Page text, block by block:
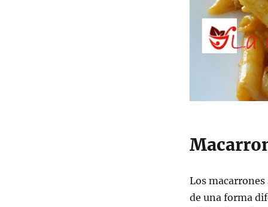
Los
de una forma